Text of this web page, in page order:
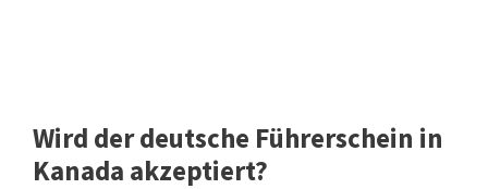
Wird der deutsche Führerschein in
Kanada akzeptiert?